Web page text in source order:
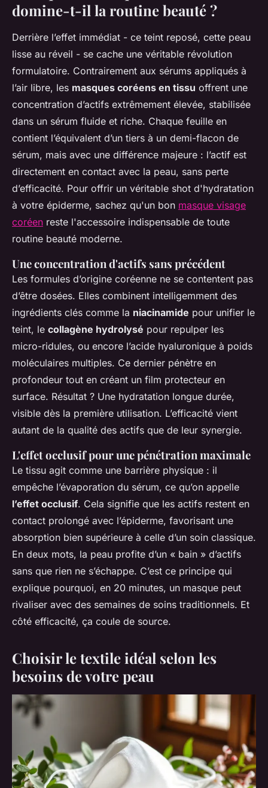
domine-t-il la routine beauté ?
Derrière l’effet immédiat - ce teint reposé, cette peau
lisse au réveil - se cache une véritable révolution
formulatoire. Contrairement aux sérums appliqués à
l’air libre, les masques coréens en tissu offrent une
concentration d’actifs extrêmement élevée, stabilisée
dans un sérum fluide et riche. Chaque feuille en
contient l’équivalent d’un tiers à un demi-flacon de
sérum, mais avec une différence majeure : l’actif est
directement en contact avec la peau, sans perte
d’efficacité. Pour offrir un véritable shot d'hydratation
à votre épiderme, sachez qu'un bon masque visage
coréen reste l'accessoire indispensable de toute
routine beauté moderne.
Une concentration d'actifs sans précédent
Les formules d’origine coréenne ne se contentent pas
d’être dosées. Elles combinent intelligemment des
ingrédients clés comme la niacinamide pour unifier le
teint, le collagène hydrolysé pour repulper les
micro-ridules, ou encore l’acide hyaluronique à poids
moléculaires multiples. Ce dernier pénètre en
profondeur tout en créant un film protecteur en
surface. Résultat ? Une hydratation longue durée,
visible dès la première utilisation. L’efficacité vient
autant de la qualité des actifs que de leur synergie.
L'effet occlusif pour une pénétration maximale
Le tissu agit comme une barrière physique : il
empêche l’évaporation du sérum, ce qu’on appelle
l’effet occlusif. Cela signifie que les actifs restent en
contact prolongé avec l’épiderme, favorisant une
absorption bien supérieure à celle d’un soin classique.
En deux mots, la peau profite d’un « bain » d’actifs
sans que rien ne s’échappe. C’est ce principe qui
explique pourquoi, en 20 minutes, un masque peut
rivaliser avec des semaines de soins traditionnels. Et
côté efficacité, ça coule de source.
Choisir le textile idéal selon les
besoins de votre peau